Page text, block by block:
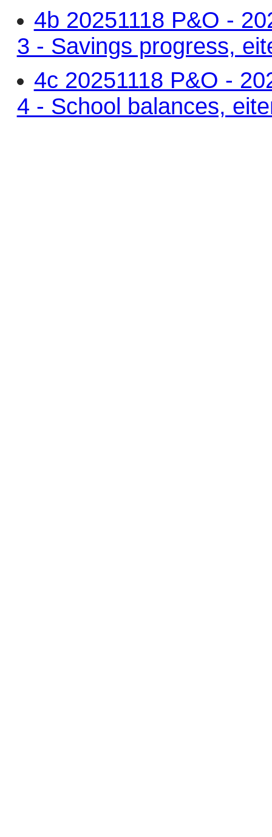
4b 20251118 P&O -
3 - Savings progress,
4c 20251118 P&O -
4 - School balances,